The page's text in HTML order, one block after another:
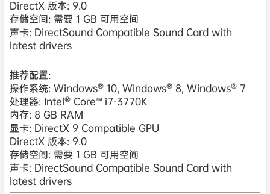
DirectX 版本: 9.0
存储空间: 需要 1 GB 可用空间
声卡: DirectSound Compatible Sound Card with
latest drivers
推荐配置:
操作系统: Windows® 10, Windows® 8, Windows® 7
处理器: Intel® Core™ i7-3770K
内存: 8 GB RAM
显卡: DirectX 9 Compatible GPU
DirectX 版本: 9.0
存储空间: 需要 1 GB 可用空间
声卡: DirectSound Compatible Sound Card with
latest drivers